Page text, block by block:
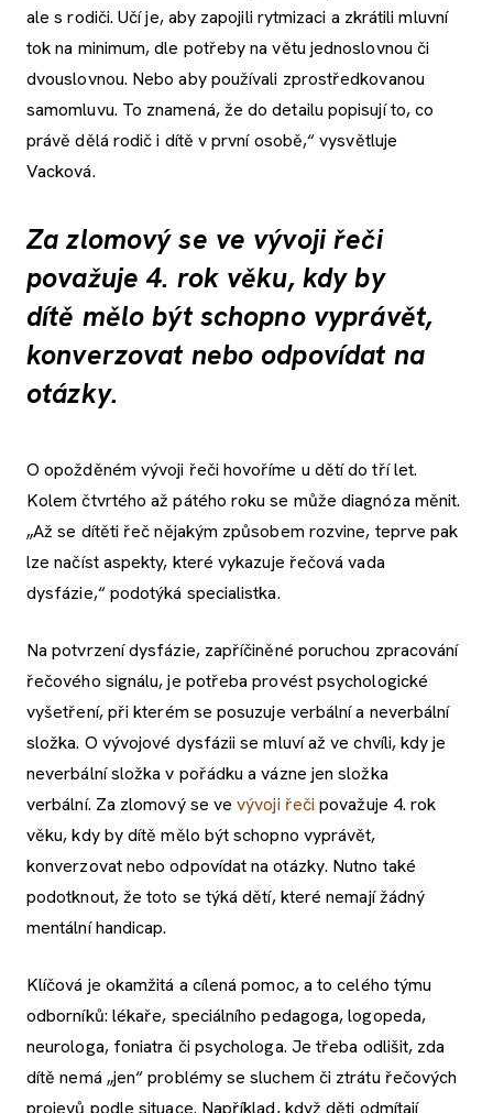
ale s rodiči. Učí je, aby zapojili rytmizaci a zkrátili mluvní
tok na minimum, dle potřeby na větu jednoslovnou či
dvouslovnou. Nebo aby používali zprostředkovanou
samomluvu. To znamená, že do detailu popisují to, co
právě dělá rodič i dítě v první osobě,“ vysvětluje
Vacková.
Za zlomový se ve vývoji řeči
považuje 4. rok věku, kdy by
dítě mělo být schopno vyprávět,
konverzovat nebo odpovídat na
otázky.
O opožděném vývoji řeči hovoříme u dětí do tří let.
Kolem čtvrtého až pátého roku se může diagnóza měnit.
„Až se dítěti řeč nějakým způsobem rozvine, teprve pak
lze načíst aspekty, které vykazuje řečová vada
dysfázie,“ podotýká specialistka.
Na potvrzení dysfázie, zapříčiněné poruchou zpracování
řečového signálu, je potřeba provést psychologické
vyšetření, při kterém se posuzuje verbální a neverbální
složka. O vývojové dysfázii se mluví až ve chvíli, kdy je
neverbální složka v pořádku a vázne jen složka
verbální. Za zlomový se vevývoji řeči považuje 4. rok
věku, kdy by dítě mělo být schopno vyprávět,
konverzovat nebo odpovídat na otázky. Nutno také
podotknout, že toto se týká dětí, které nemají žádný
mentální handicap.
Klíčová je okamžitá a cílená pomoc, a to celého týmu
odborníků: lékaře, speciálního pedagoga, logopeda,
neurologa, foniatra či psychologa. Je třeba odlišit, zda
dítě nemá „jen“ problémy se sluchem či ztrátu řečových
projevů podle situace. Například, když děti odmítají